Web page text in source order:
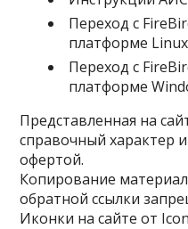
Переход с
платформе
Переход с
платформе
Представленная на
справочный характер
офертой.
Копирование
обратной ссылки
Иконки на сайте от